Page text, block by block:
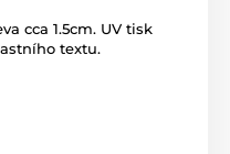
cca 1.5cm. UV tisk
textu.